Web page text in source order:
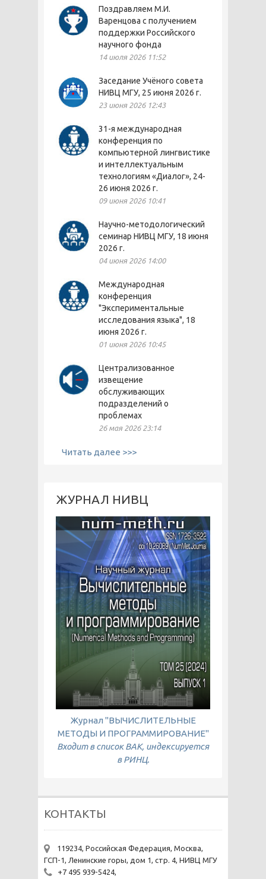
Поздравляем М.И.
Варенцова с получением
поддержки Российского
научного фонда
14 июля 2026 11:52
Заседание Учёного совета
НИВЦ МГУ, 25 июня 2026 г.
23 июня 2026 12:43
31-я международная
конференция по
компьютерной лингвистике
и интеллектуальным
технологиям «Диалог», 24-
26 июня 2026 г.
09 июня 2026 10:41
Научно-методологический
семинар НИВЦ МГУ, 18 июня
2026 г.
04 июня 2026 14:00
Международная
конференция
"Экспериментальные
исследования языка", 18
июня 2026 г.
01 июня 2026 10:45
Централизованное
извещение
обслуживающих
подразделений о
проблемах
26 мая 2026 23:14
Читать далее >>>
ЖУРНАЛ НИВЦ
Журнал "ВЫЧИСЛИТЕЛЬНЫЕ
МЕТОДЫ И ПРОГРАММИРОВАНИЕ"
Входит в список ВАК, индексируется
в РИНЦ.
КОНТАКТЫ
119234, Российская Федерация, Москва,
ГСП-1, Ленинские горы, дом 1, стр. 4, НИВЦ МГУ
+7 495 939-5424,